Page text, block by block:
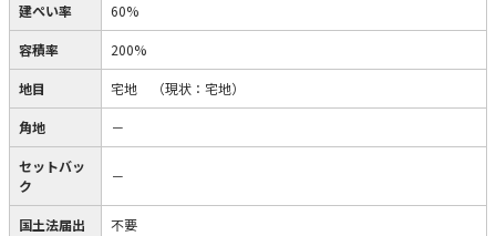
建ぺい率 60%
容積率 200%
地目 宅地 （現状：宅地）
角地 －
セットバッ
ク
－
国土法届出 不要